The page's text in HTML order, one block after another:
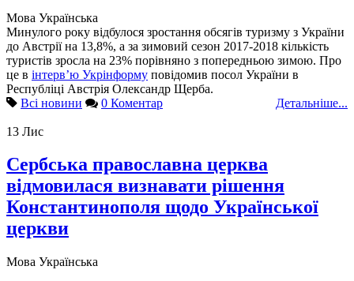
Мова Українська
Минулого року відбулося зростання обсягів туризму з України
до Австрії на 13,8%, а за зимовий сезон 2017-2018 кількість
туристів зросла на 23% порівняно з попередньою зимою. Про
це в інтерв’ю Укрінформу повідомив посол України в
Республіці Австрія Олександр Щерба.
Всі новини
0 Коментар Детальніше...
13 Лис
Сербська православна церква
відмовилася визнавати рішення
Константинополя щодо Української
церкви
Мова Українська